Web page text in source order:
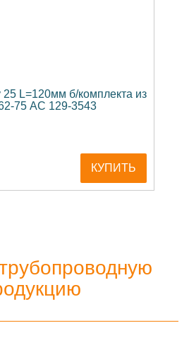
25 L=120мм б/комплекта из
75 АС 129-3543
КУПИТЬ